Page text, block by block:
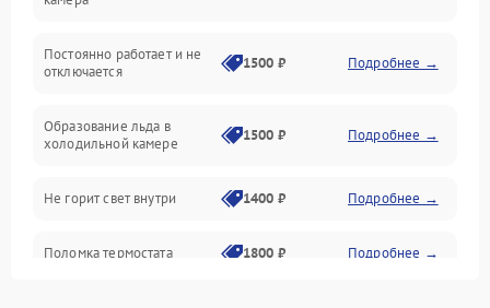
Постоянно работает и не
отключается
1500 ₽ Подробнее →
Образование льда в
холодильной камере
1500 ₽ Подробнее →
Не горит свет внутри 1400 ₽ Подробнее →
Поломка термостата 1800 ₽ Подробнее →